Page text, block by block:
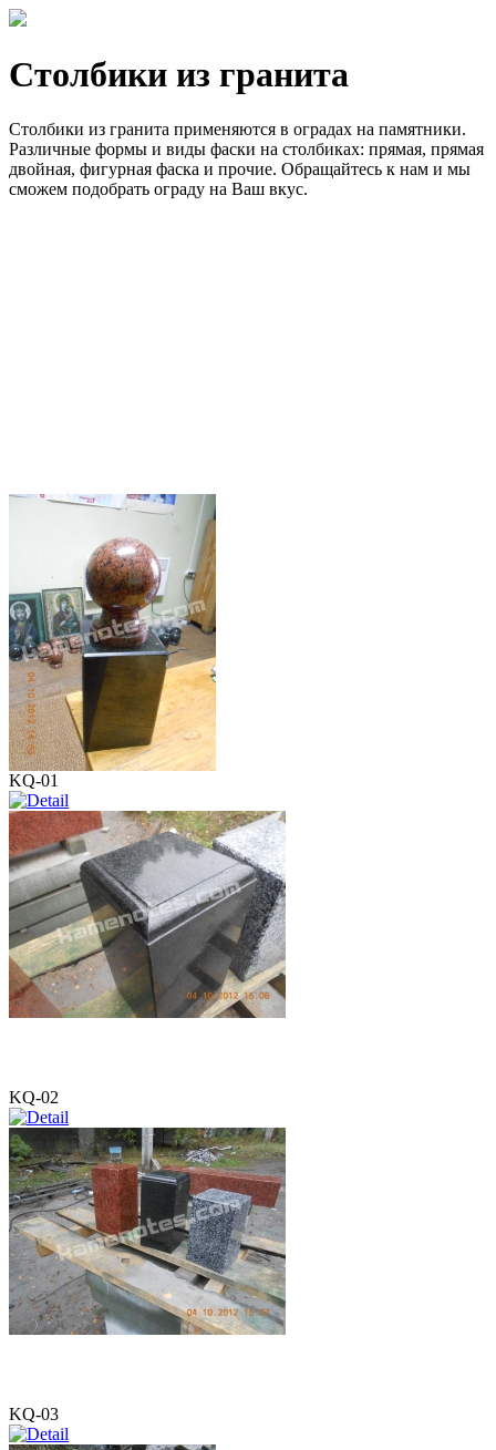
Столбики из гранита
Столбики из гранита применяются в оградах на памятники.
Различные формы и виды фаски на столбиках: прямая, прямая
двойная, фигурная фаска и прочие. Обращайтесь к нам и мы
сможем подобрать ограду на Ваш вкус.
KQ-01
KQ-02
KQ-03